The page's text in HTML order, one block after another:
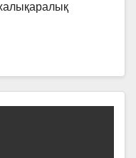
халықаралық